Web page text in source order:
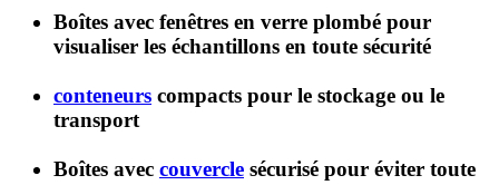
Boîtes avec fenêtres en verre plombé pour
visualiser les échantillons en toute sécurité
conteneurs compacts pour le stockage ou le
transport
Boîtes avec couvercle sécurisé pour éviter toute